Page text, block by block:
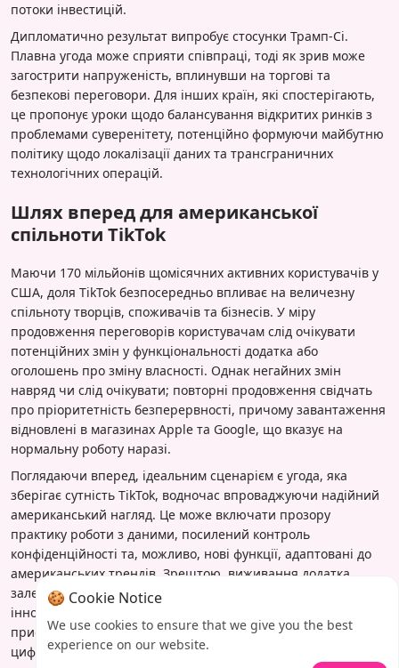
потоки інвестицій.
Дипломатично результат випробує стосунки Трамп-Сі.
Плавна угода може сприяти співпраці, тоді як зрив може
загострити напруженість, вплинувши на торгові та
безпекові переговори. Для інших країн, які спостерігають,
це пропонує уроки щодо балансування відкритих ринків з
проблемами суверенітету, потенційно формуючи майбутню
політику щодо локалізації даних та трансграничних
технологічних операцій.
Шлях вперед для американської
спільноти TikTok
Маючи 170 мільйонів щомісячних активних користувачів у
США, доля TikTok безпосередньо впливає на величезну
спільноту творців, споживачів та бізнесів. У міру
продовження переговорів користувачам слід очікувати
потенційних змін у функціональності додатка або
оголошень про зміну власності. Однак негайних змін
навряд чи слід очікувати; повторні продовження свідчать
про пріоритетність безперервності, причому завантаження
відновлені в магазинах Apple та Google, що вказує на
нормальну роботу наразі.
Поглядаючи вперед, ідеальним сценарієм є угода, яка
зберігає сутність TikTok, водночас впроваджуючи надійний
американський нагляд. Це може включати прозору
практику роботи з даними, посилений контроль
конфіденційності та, можливо, нові функції, адаптовані до
американських трендів. Зрештою, виживання додатка
залежить від делікатного балансу: збереження
інноваційного духу, який зробив його популярним,
пристосовуючись до нової геополітичної реальності, де
цифровий суверенітет є найважливішим.
🍪 Cookie Notice
We use cookies to ensure that we give you the best
experience on our website.